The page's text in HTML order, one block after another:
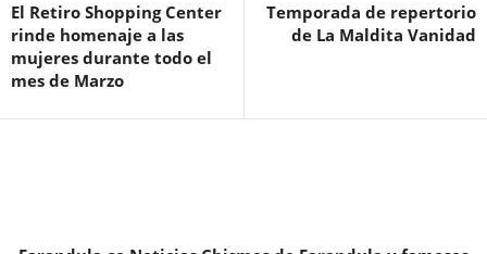
El Retiro Shopping Center
rinde homenaje a las
mujeres durante todo el
mes de Marzo
Temporada de repertorio
de La Maldita Vanidad